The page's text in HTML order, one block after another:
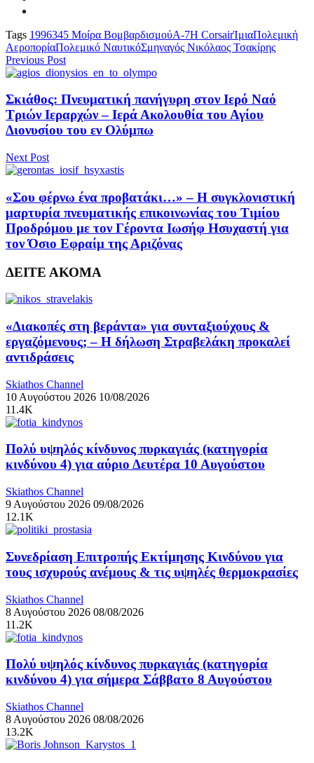
Tags 1996345 Μοίρα ΒομβαρδισμούΑ-7Η CorsairΊμιαΠολεμική
ΑεροπορίαΠολεμικό ΝαυτικόΣμηναγός Νικόλαος Τσακίρης
Previous Post
Σκιάθος: Πνευματική πανήγυρη στον Ιερό Ναό
Τριών Ιεραρχών – Ιερά Ακολουθία του Αγίου
Διονυσίου του εν Ολύμπω
Next Post
«Σου φέρνω ένα προβατάκι…» – Η συγκλονιστική
μαρτυρία πνευματικής επικοινωνίας του Τιμίου
Προδρόμου με τον Γέροντα Ιωσήφ Ησυχαστή για
τον Όσιο Εφραίμ της Αριζόνας
ΔΕΙΤΕ ΑΚΟΜΑ
«Διακοπές στη βεράντα» για συνταξιούχους &
εργαζόμενους; – Η δήλωση Στραβελάκη προκαλεί
αντιδράσεις
Skiathos Channel
10 Αυγούστου 2026 10/08/2026
11.4K
Πολύ υψηλός κίνδυνος πυρκαγιάς (κατηγορία
κινδύνου 4) για αύριο Δευτέρα 10 Αυγούστου
Skiathos Channel
9 Αυγούστου 2026 09/08/2026
12.1K
Συνεδρίαση Επιτροπής Εκτίμησης Κινδύνου για
τους ισχυρούς ανέμους & τις υψηλές θερμοκρασίες
Skiathos Channel
8 Αυγούστου 2026 08/08/2026
11.2K
Πολύ υψηλός κίνδυνος πυρκαγιάς (κατηγορία
κινδύνου 4) για σήμερα Σάββατο 8 Αυγούστου
Skiathos Channel
8 Αυγούστου 2026 08/08/2026
13.2K